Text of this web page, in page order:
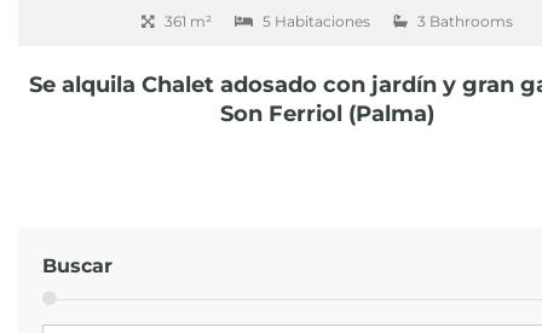
361 m² 5 Habitaciones 3 Bathrooms
Se alquila Chalet adosado con jardín y gran
Son Ferriol (Palma)
Buscar